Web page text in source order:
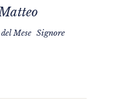
Mese Signore